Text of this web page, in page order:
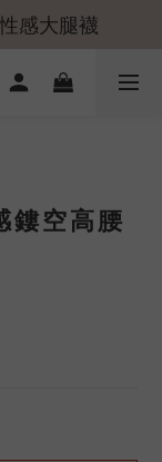
感大腿襪
鏤空高腰